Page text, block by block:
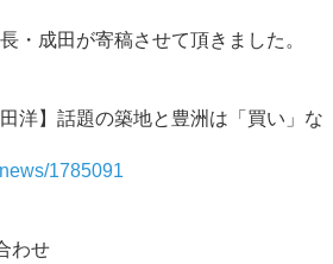
・成田が寄稿させて頂きました。
洋】話題の築地と豊洲は「買い」な
1785091
わせ